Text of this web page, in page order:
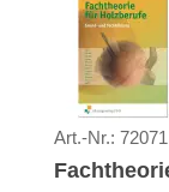
Art.-Nr.: 72071